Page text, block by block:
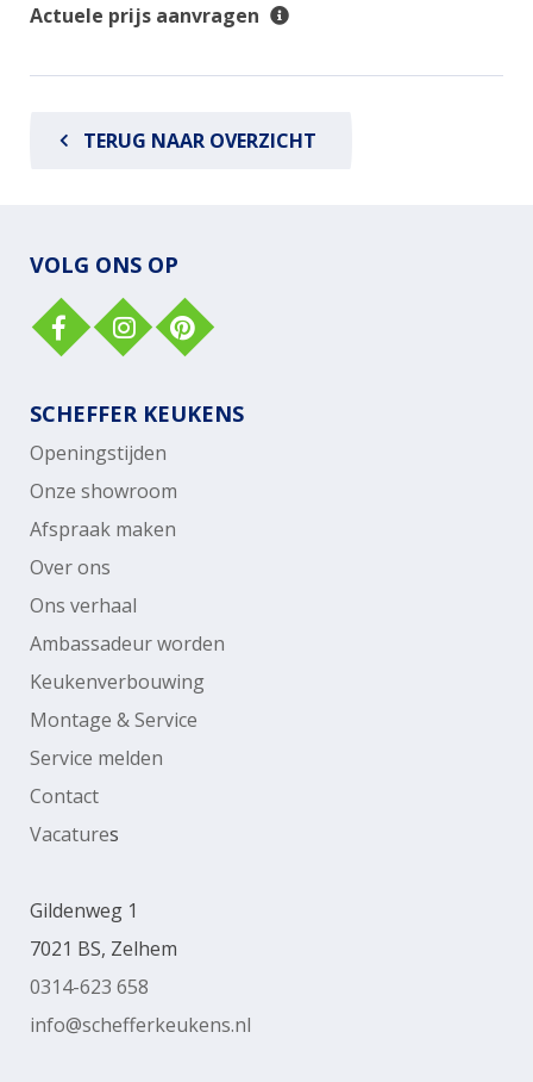
Actuele prijs aanvragen
TERUG NAAR OVERZICHT
VOLG ONS OP
SCHEFFER KEUKENS
Openingstijden
Onze showroom
Afspraak maken
Over ons
Ons verhaal
Ambassadeur worden
Keukenverbouwing
Montage & Service
Service melden
Contact
Vacatures
Gildenweg 1
7021 BS, Zelhem
0314-623 658
info@schefferkeukens.nl